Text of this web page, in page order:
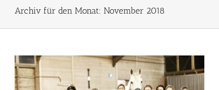
Archiv für den Monat: November 2018